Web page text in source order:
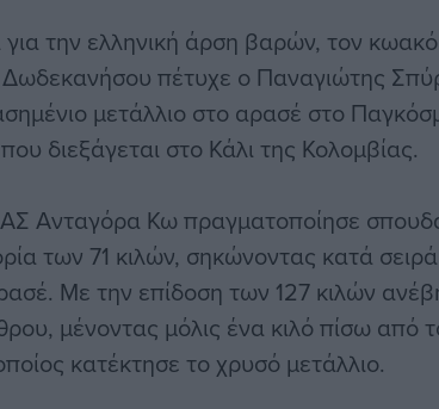
για την ελληνική άρση βαρών, τον
Δωδεκανήσου πέτυχε ο Παναγιώτης
μετάλλιο στο αρασέ στο
διεξάγεται στο Κάλι της Κολομβίας.
Ανταγόρα Κω πραγματοποίησε
των 71 κιλών, σηκώνοντας κατά
Με την επίδοση των 127 κιλών
μένοντας μόλις ένα κιλό πίσω από
κατέκτησε το χρυσό μετάλλιο.